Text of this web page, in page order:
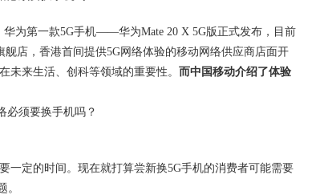
华为第一款5G手机——华为Mate 20 X 5G版正式发布，目前
店，香港首间提供5G网络体验的移动网络供应商店面开
未来生活、创科等领域的重要性。 而中国移动介绍了体验
一定的时间。现在就打算尝新换5G手机的消费者可能需要
。